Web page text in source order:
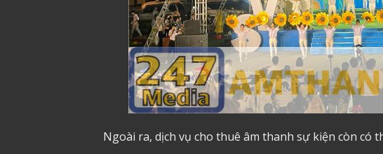
Ngoài ra, dịch vụ cho thuê âm thanh sự kiện còn có